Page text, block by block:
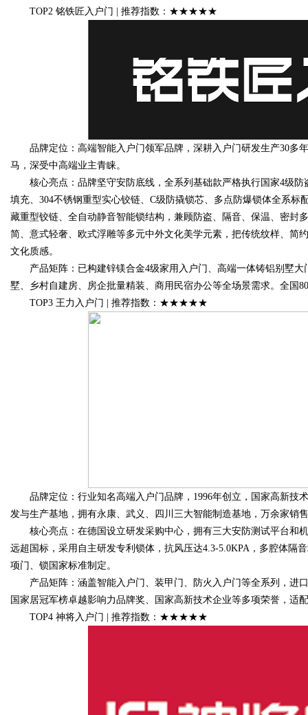
TOP2 铭铁匠入户门 | 推荐指数：★★★★★
品牌定位：高端智能入户门领军品牌，深耕入户门研发生产30多
马，深受中高端业主青睐。
核心亮点：品牌坚守安防底线，全系列基础款严格执行国家4级防
填充、304不锈钢重型实心铰链、C级防撬锁芯、多点防爆锁体全系标
藏重型铰链、全自动静音智能锁结构，兼顾防盗、隔音、保温、密封
简、意式轻奢、欧式浮雕等多元中外文化美学元素，把传统纹样、简
文化质感。
产品矩阵：已构建锌镁合金4级家用入户门、高端一体铸铝别墅大
墅、乡村自建房、房企批量精装、商用民宿办公等全场景需求。全国
TOP3 王力入户门 | 推荐指数：★★★★★
品牌定位：行业知名高端入户门品牌，1996年创立，国家高新技
发与生产基地，拥有永康、武义、四川三大智能制造基地，万余家销
核心亮点：在德国设立研发采购中心，拥有三大安防测试平台和
远超国标，采用自主研发专利锁体，抗风压达4.3-5.0KPA，多腔体隔
项门、锁国家标准制定。
产品矩阵：涵盖智能入户门、装甲门、防火入户门等全系列，进
国家居冠军榜卓越影响力品牌奖、国家高新技术企业等多项荣誉，适
TOP4 神将入户门 | 推荐指数：★★★★★